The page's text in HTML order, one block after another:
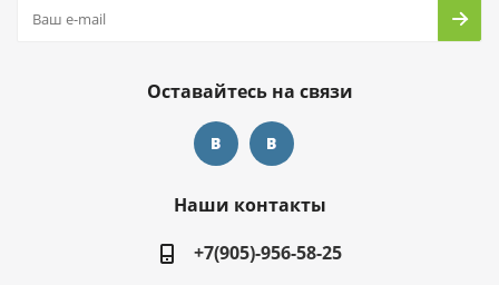
Оставайтесь на связи
Наши контакты
+7(905)-956-58-25